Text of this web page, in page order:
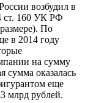
возбудил в
ст. 160 УК РФ
По
в 2014 году
на сумму
сумма оказалась
еще
млрд рублей.